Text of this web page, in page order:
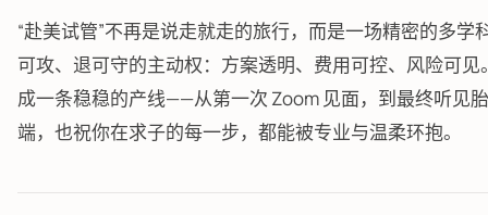
“赴美试管”不再是说走就走的旅行，而是一场精密的多
可攻、退可守的主动权：方案透明、费用可控、风险可
成一条稳稳的产线——从第一次 Zoom 见面，到最终听见
端，也祝你在求子的每一步，都能被专业与温柔环抱。